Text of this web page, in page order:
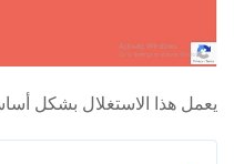
يعمل هذا الاستغلال بشكل